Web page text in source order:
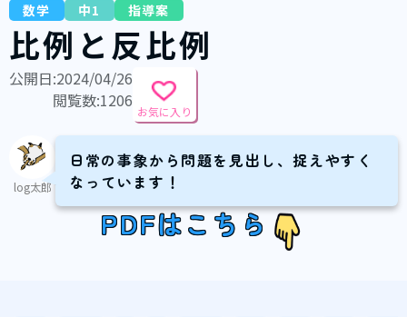
数学 中1 指導案
比例と反比例
公開日:2024/04/26
閲覧数:1206
お気に入り
log太郎
日常の事象から問題を見出し、捉えやすく
なっています！
PDFはこちら